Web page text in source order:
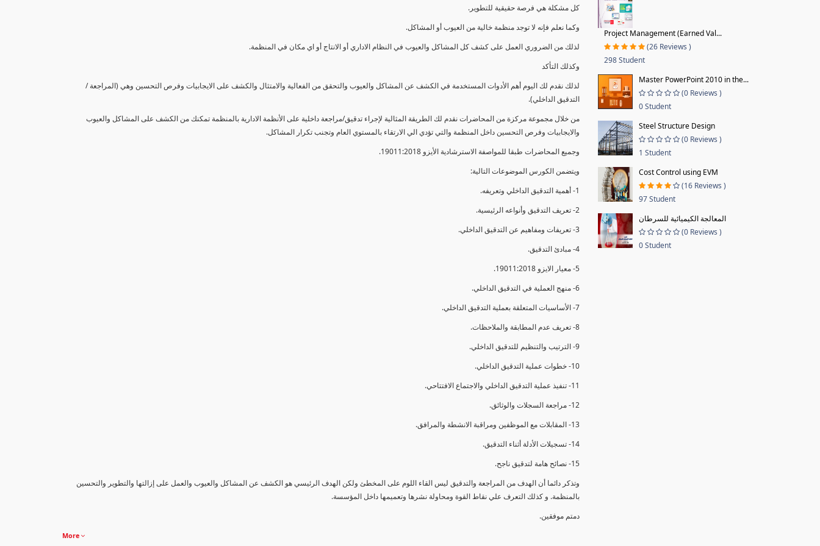
كل مشكلة هي فرصة حقيقية للتطوير.
وكما نعلم فإنه لا توجد منظمة خالية من العيوب أو المشاكل.
لذلك من الضروري العمل على كشف كل المشاكل والعيوب في النظام الاداري أو الانتاج أو اي مكان في المنظمة.
وكذلك التأكد
لذلك نقدم لك اليوم أهم الأدوات المستخدمة في الكشف عن المشاكل والعيوب والتحقق من الفعالية والامتثال والكشف على الايجابيات وفرص التحسين وهي (المراجعة /
التدقيق الداخلي).
من خلال مجموعة مركزة من المحاضرات نقدم لك الطريقة المثالية لإجراء تدقيق/مراجعة داخلية على الأنظمة الادارية بالمنظمة تمكنك من الكشف على المشاكل والعيوب
والايجابيات وفرص التحسين داخل المنظمة والتي تؤدي الي الارتقاء بالمستوي العام وتجنب تكرار المشاكل.
وجميع المحاضرات طبقا للمواصفة الاسترشادية الأيزو 19011:2018.
ويتضمن الكورس الموضوعات التالية:
1- أهمية التدقيق الداخلي وتعريفه.
2- تعريف التدقيق وأنواعه الرئيسية.
3- تعريفات ومفاهيم عن التدقيق الداخلي.
4- مبادئ التدقيق.
5- معيار الايزو 19011:2018.
6- منهج العملية في التدقيق الداخلي.
7- الأساسيات المتعلقة بعملية التدقيق الداخلي.
8- تعريف عدم المطابقة والملاحظات.
9- الترتيب والتنظيم للتدقيق الداخلي.
10- خطوات عملية التدقيق الداخلي.
11- تنفيذ عملية التدقيق الداخلي والاجتماع الافتتاحي.
12- مراجعة السجلات والوثائق.
13- المقابلات مع الموظفين ومراقبة الانشطة والمرافق.
14- تسجيلات الأدلة أثناء التدقيق.
15- نصائح هامة لتدقيق ناجح.
وتذكر دائما أن الهدف من المراجعة والتدقيق ليس القاء اللوم على المخطئ ولكن الهدف الرئيسي هو الكشف عن المشاكل والعيوب والعمل على إزالتها والتطوير والتحسين
بالمنظمة. و كذلك التعرف علي نقاط القوة ومحاولة نشرها وتعميمها داخل المؤسسة.
دمتم موفقين.
More
Project Management (Earned Val...
(26 Reviews )
298 Student
Master PowerPoint 2010 in the...
(0 Reviews )
0 Student
Steel Structure Design
(0 Reviews )
1 Student
Cost Control using EVM
(16 Reviews )
97 Student
المعالجة الكيميائية للسرطان
(0 Reviews )
0 Student